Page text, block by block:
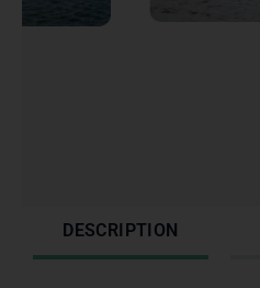
DESCRIPTION